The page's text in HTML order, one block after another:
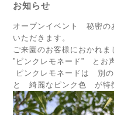
お知らせ
オープンイベント 秘密の
いただきます。
ご来園のお客様におかれ
”ピンクレモネード” とお
ピンクレモネードは 別
と 綺麗なピンク色 が特